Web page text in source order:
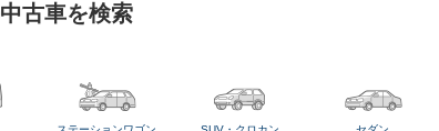
古車を検索